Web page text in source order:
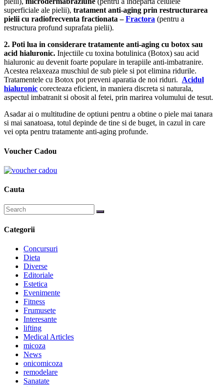
superficiale ale pielii), tratament anti-aging prin restructurarea
pielii cu radiofrecventa fractionata –Fractora (pentru a
restructura profund suprafata pielii).
2. Poti lua in considerare tratamente anti-aging cu botox sau
acid hialuronic. Injectiile cu toxina botulinica (Botox) sau acid
hialuronic au devenit foarte populare in terapiile anti-imbatranire.
Acestea relaxeaza muschiul de sub piele si pot elimina ridurile.
Tratamentele cu Botox pot preveni aparatia de noi riduri. Acidul
hialuronic corecteaza eficient, in maniera discreta si naturala,
aspectul imbatranit si obosit al fetei, prin marirea volumului de tesut.
Asadar ai o multitudine de optiuni pentru a obtine o piele mai tanara
si mai sanatoasa, totul depinde de tine si de buget, in cazul in care
vei opta pentru tratamente anti-aging profunde.
Voucher Cadou
Cauta
Categorii
Concursuri
Dieta
Diverse
Editoriale
Estetica
Evenimente
Fitness
Frumusete
Interesante
lifting
Medical Articles
micoza
News
onicomicoza
remodelare
Sanatate